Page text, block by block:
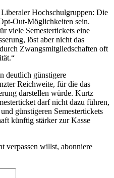
Hochschulgruppen: Die
Out-Möglichkeiten sein.
viele Semestertickets eine
löst aber nicht das
Zwangsmitgliedschaften oft
deutlich günstigere
Reichweite, für die das
darstellen würde. Kurtz
darf nicht dazu führen,
günstigeren Semestertickets
künftig stärker zur Kasse
verpassen willst, abonniere